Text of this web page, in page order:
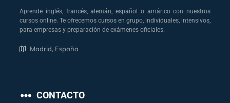
Aprende inglés, francés, alemán, español o amárico con nuestros
cursos online. Te ofrecemos cursos en grupo, individuales, intensivos,
para empresas y preparación de exámenes oficiales.
Madrid, España
CONTACTO